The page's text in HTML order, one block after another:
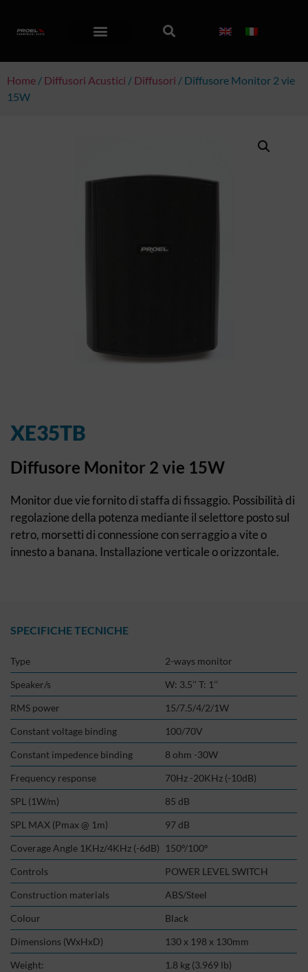
Home / Diffusori Acustici / Diffusori / Diffusore Monitor 2 vie
15W
XE35TB
Diffusore Monitor 2 vie 15W
Monitor due vie fornito di staffa di fissaggio. Possibilità di
regolazione della potenza mediante il selettore posto sul
retro, morsetti di connessione con serraggio a vite o
innesto a banana. Installazione verticale o orizzontale.
SPECIFICHE TECNICHE
Type
2-ways monitor
Speaker/s
W: 3.5’’ T: 1’’
RMS power
15/7.5/4/2/1W
Constant voltage binding
100/70V
Constant impedence binding
8 ohm -30W
Frequency response
70Hz -20KHz (-10dB)
SPL (1W/m)
85 dB
SPL MAX (Pmax @ 1m)
97 dB
Coverage Angle 1KHz/4KHz (-6dB)
150º/100º
Controls
POWER LEVEL SWITCH
Construction materials
ABS/Steel
Colour
Black
Dimensions (WxHxD)
130 x 198 x 130mm
Weight:
1.8 kg (3.969 lb)